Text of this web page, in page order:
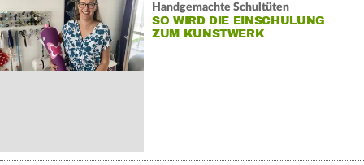
Handgemachte Schultüten
SO WIRD DIE EINSCHULUNG
ZUM KUNSTWERK